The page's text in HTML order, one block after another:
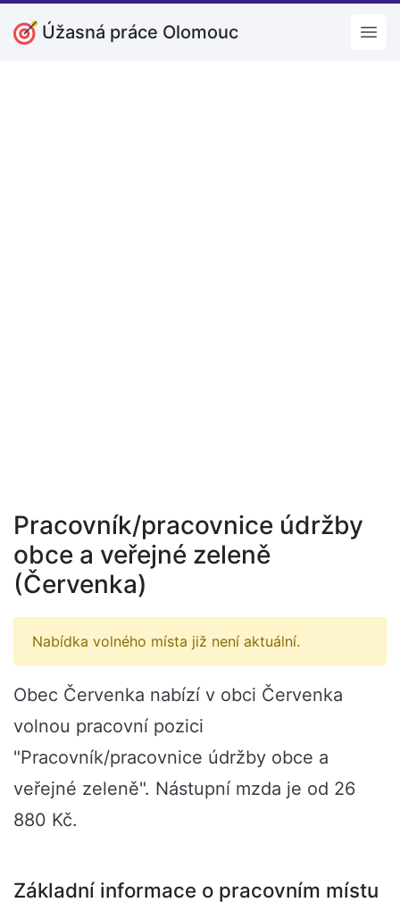
Úžasná práce Olomouc
Pracovník/pracovnice údržby
obce a veřejné zeleně
(Červenka)
Nabídka volného místa již není aktuální.
Obec Červenka nabízí v obci Červenka
volnou pracovní pozici
"Pracovník/pracovnice údržby obce a
veřejné zeleně". Nástupní mzda je od 26
880 Kč.
Základní informace o pracovním místu